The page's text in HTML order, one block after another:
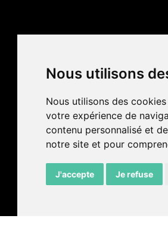
Nous utilisons
Nous utilisons des
votre expérience de
contenu personnalisé et
notre site et pour
J'accepte Je refuse